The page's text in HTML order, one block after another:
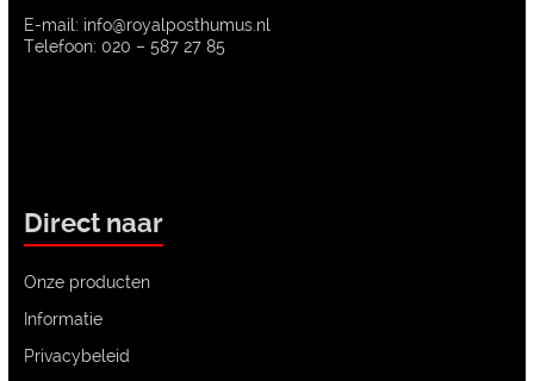
E-mail: info@royalposthumus.nl
Telefoon: 020 – 587 27 85
Direct naar
Onze producten
Informatie
Privacybeleid